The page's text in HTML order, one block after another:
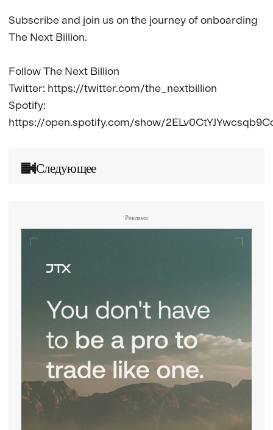
Следующее
Subscribe and join us on the journey of onboarding
The Next Billion.
Follow The Next Billion
Twitter: https://twitter.com/the_nextbillion
Spotify:
https://open.spotify.com/show/
Реклама